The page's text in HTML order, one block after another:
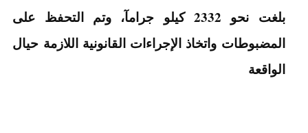
بلغت نحو 2332 كيلو جرامآ، وتم التحفظ على
المضبوطات واتخاذ الإجراءات القانونية اللازمة حيال
الواقعة